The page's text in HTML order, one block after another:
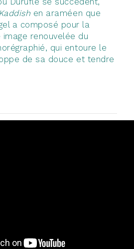
Duruflé se succèdent,
en araméen que
a composé pour la
renouvelée du
qui entoure le
de sa douce et tendre